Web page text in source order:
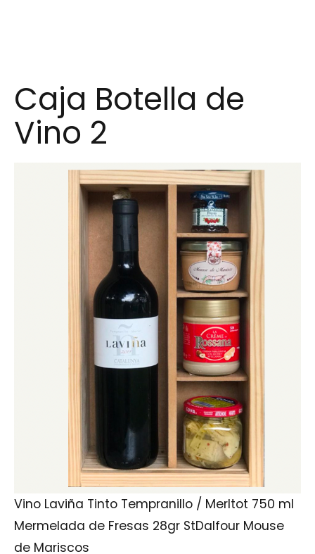
Caja Botella de
Vino 2
Vino Laviña Tinto Tempranillo / Merltot 750 ml
Mermelada de Fresas 28gr StDalfour Mouse
de Mariscos